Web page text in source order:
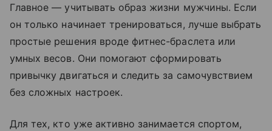
Главное — учитывать образ жизни мужчины. Если
он только начинает тренироваться, лучше выбрать
простые решения вроде фитнес-браслета или
умных весов. Они помогают сформировать
привычку двигаться и следить за самочувствием
без сложных настроек.
Для тех, кто уже активно занимается спортом,